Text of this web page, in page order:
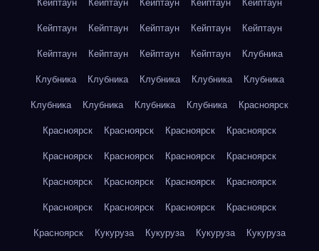
Кейптаун
Кейптаун Кейптаун Кейптаун
Кейптаун
Кейптаун
Кейптаун Кейптаун Кейптаун
Клубника
Клубника
Клубника Клубника Клубника
Клубника
Клубника
Клубника Клубника Клубника
Красноярск
Красноярск
Красноярск Красноярск
Красноярск
Красноярск
Красноярск Красноярск
Красноярск
Красноярск
Красноярск Красноярск
Красноярск
Красноярск
Красноярск Красноярск
Красноярск
Красноярск
Кукуруза Кукуруза Кукуруза
Кукуруза